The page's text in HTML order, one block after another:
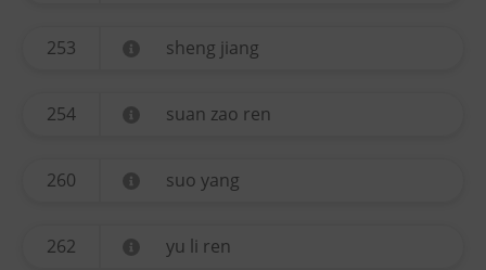
253 sheng jiang
254 suan zao ren
260 suo yang
262 yu li ren